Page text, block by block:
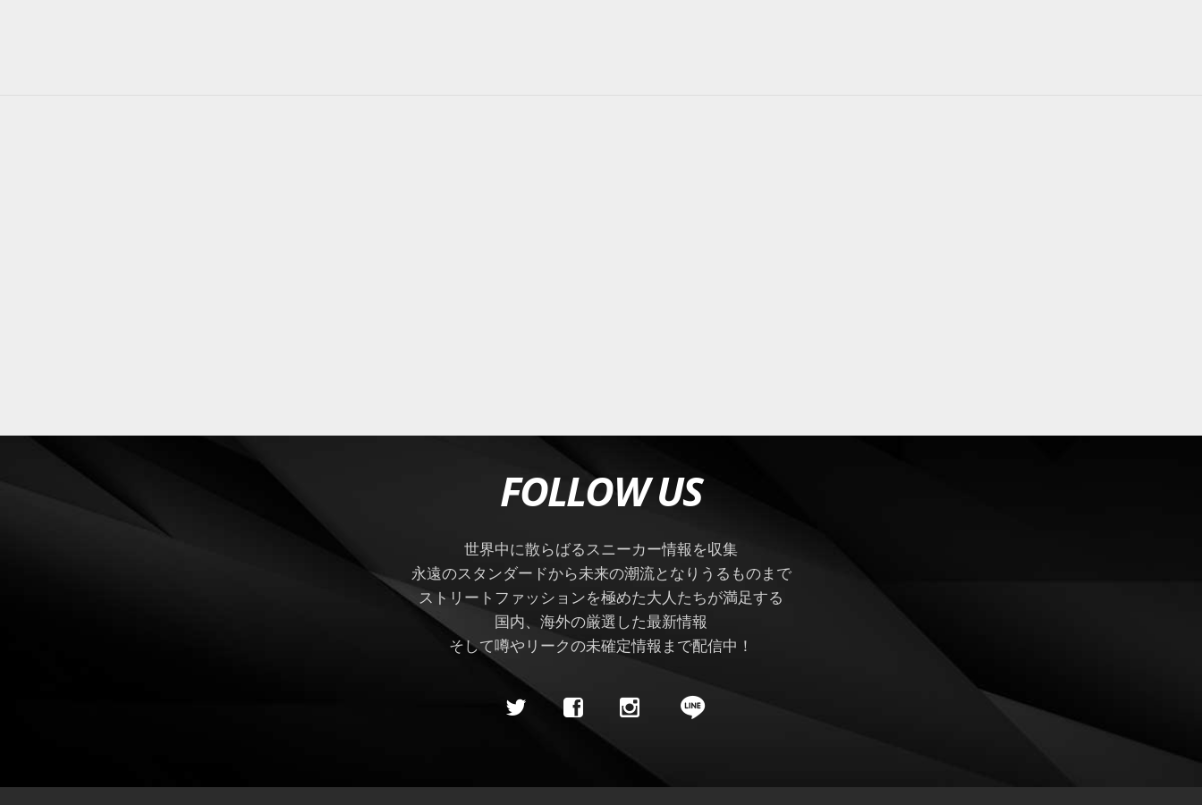
FOLLOW US
世界中に散らばるスニーカー情報を収集
永遠のスタンダードから未来の潮流となりうるものまで
ストリートファッションを極めた大人たちが満足する
国内、海外の厳選した最新情報
そして噂やリークの未確定情報まで配信中！